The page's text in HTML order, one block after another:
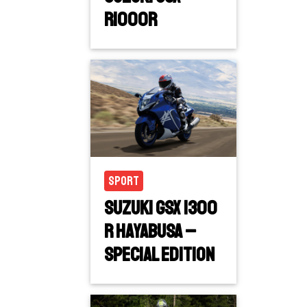
R1000R
Sport
Suzuki GSX 1300
R Hayabusa –
Special Edition